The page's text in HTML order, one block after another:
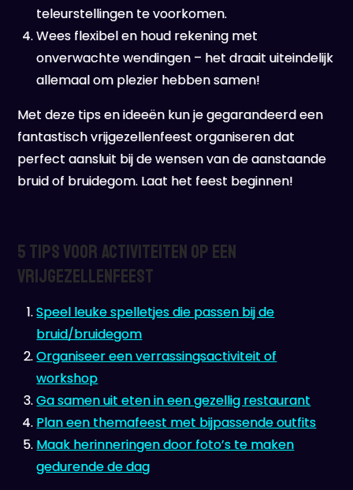
teleurstellingen te voorkomen.
Wees flexibel en houd rekening met
onverwachte wendingen – het draait uiteindelijk
allemaal om plezier hebben samen!
Met deze tips en ideeën kun je gegarandeerd een
fantastisch vrijgezellenfeest organiseren dat
perfect aansluit bij de wensen van de aanstaande
bruid of bruidegom. Laat het feest beginnen!
5 Tips voor Activiteiten op een
Vrijgezellenfeest
Speel leuke spelletjes die passen bij de
bruid/bruidegom
Organiseer een verrassingsactiviteit of
workshop
Ga samen uit eten in een gezellig restaurant
Plan een themafeest met bijpassende outfits
Maak herinneringen door foto’s te maken
gedurende de dag